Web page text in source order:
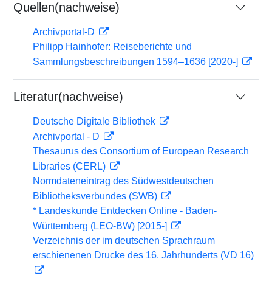
Quellen(nachweise)
Archivportal-D
Philipp Hainhofer: Reiseberichte und
Sammlungsbeschreibungen 1594–1636 [2020-]
Literatur(nachweise)
Deutsche Digitale Bibliothek
Archivportal - D
Thesaurus des Consortium of European Research
Libraries (CERL)
Normdateneintrag des Südwestdeutschen
Bibliotheksverbundes (SWB)
* Landeskunde Entdecken Online - Baden-
Württemberg (LEO-BW) [2015-]
Verzeichnis der im deutschen Sprachraum
erschienenen Drucke des 16. Jahrhunderts (VD 16)